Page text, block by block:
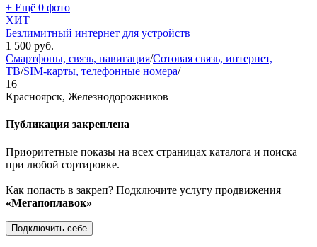
+ Ещё 0 фото
ХИТ
Безлимитный интернет для устройств
1 500 руб.
Смартфоны, связь, навигация/Сотовая связь, интернет,
ТВ/SIM-карты, телефонные номера/
16
Красноярск, Железнодорожников
Публикация закреплена
Приоритетные показы на всех страницах каталога и поиска
при любой сортировке.
Как попасть в закреп? Подключите услугу продвижения
«Мегапоплавок»
Подключить себе